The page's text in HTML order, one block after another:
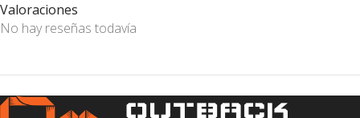
Valoraciones
No hay reseñas todavía